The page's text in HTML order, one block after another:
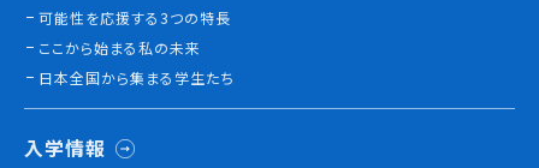
可能性を応援する3つの特長
ここから始まる私の未来
日本全国から集まる学生たち
入学情報